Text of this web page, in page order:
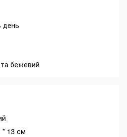
день
бежевий
* 13 см